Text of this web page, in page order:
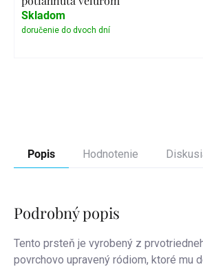
Skladom
Popis Hodnotenie
Podrobný popis
Tento prsteň je vyrobený z
povrchovo upravený ródiom, ktoré mu